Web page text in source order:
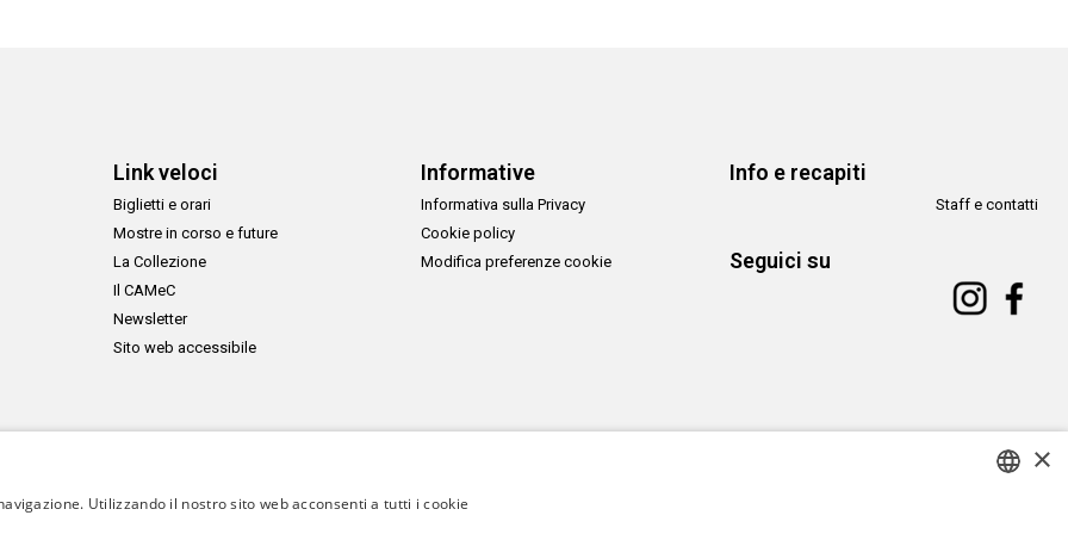
Link veloci
Biglietti e orari
Mostre in corso e future
La Collezione
Il CAMeC
Newsletter
Sito web accessibile
Informative
Informativa sulla Privacy
Cookie policy
Modifica preferenze cookie
Info e recapiti
Staff e contatti
Seguici su
×
Utilizzando il nostro sito web acconsenti a tutti i cookie